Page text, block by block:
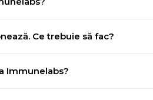
Ce trebuie să fac?
Immunelabs?